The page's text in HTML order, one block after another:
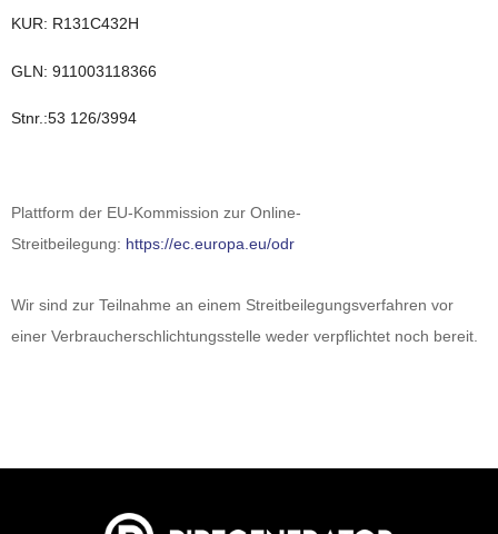
KUR: R131C432H
GLN: 911003118366
Stnr.:53 126/3994
Plattform der EU-Kommission zur Online-
Streitbeilegung: https://ec.europa.eu/odr
Wir sind zur Teilnahme an einem Streitbeilegungsverfahren vor
einer Verbraucherschlichtungsstelle weder verpflichtet noch bereit.